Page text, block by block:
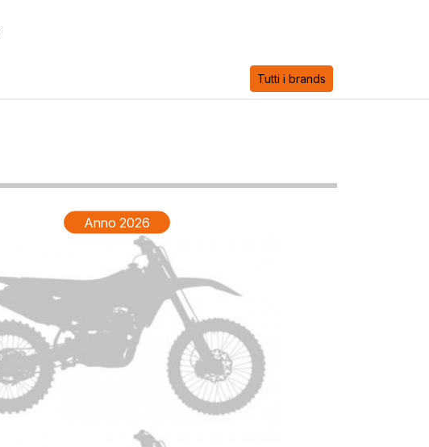
Tutti i brands
Anno 2026